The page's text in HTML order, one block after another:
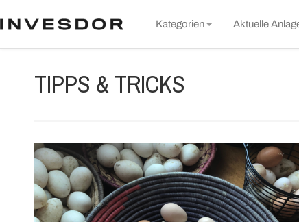
Kategorien
Rund um Invesdor
Nachhaltigkeit
Alle Artikel
Aktuelle
TIPPS & TRICKS